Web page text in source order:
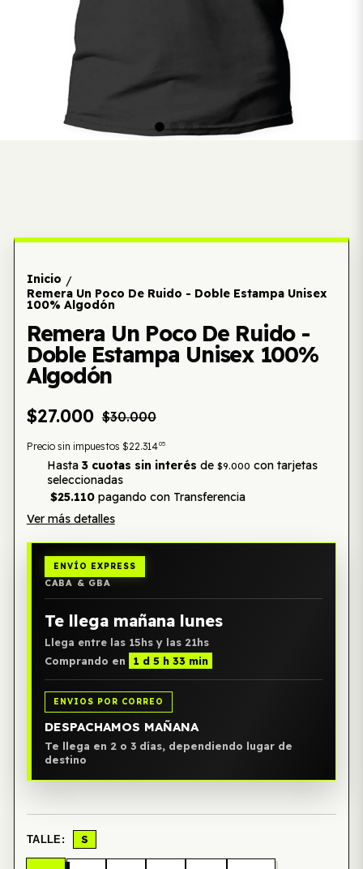
Inicio /
Remera Un Poco De Ruido - Doble Estampa Unisex
100% Algodón
Remera Un Poco De Ruido -
Doble Estampa Unisex 100%
Algodón
$27.000 $30.000
Precio sin impuestos $22.31405
Hasta 3 cuotas sin interés de $9.000 con tarjetas
seleccionadas
$25.110pagando con Transferencia
Ver más detalles
ENVÍO EXPRESS
CABA & GBA
Te llega mañana lunes
Llega entre las 15hs y las 21hs
Comprando en
1 d 5 h 33 min
ENVIOS POR CORREO
DESPACHAMOS MAÑANA
Te llega en 2 o 3 días, dependiendo lugar de
destino
TALLE: S